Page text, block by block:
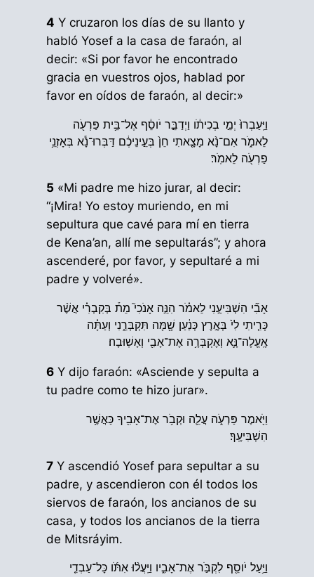
4 Y cruzaron los días de su llanto y
habló Yosef a la casa de faraón, al
decir: «Si por favor he encontrado
gracia en vuestros ojos, hablad por
favor en oídos de faraón, al decir:»
וַיַּֽעַבְרוּ֙ יְמֵ֣י בְכִיתֹ֔ו וַיְדַבֵּ֣ר יֹוסֵ֔ף אֶל־בֵּ֥ית פַּרְעֹ֖ה
לֵאמֹ֑ר אִם־נָ֨א מָצָ֤אתִי חֵן֙ בְּעֵ֣ינֵיכֶ֔ם דַּבְּרוּ־נָ֕א בְּאָזְנֵ֥י
פַרְעֹ֖ה לֵאמֹֽר׃
5 «Mi padre me hizo jurar, al decir:
“¡Mira! Yo estoy muriendo, en mi
sepultura que cavé para mí en tierra
de Kena’an, allí me sepultarás”; y ahora
ascenderé, por favor, y sepultaré a mi
padre y volveré».
אָבִ֞י הִשְׁבִּיעַ֣נִי לֵאמֹ֗ר הִנֵּ֣ה אָנֹכִי֮ מֵת֒ בְּקִבְרִ֗י אֲשֶׁ֨ר
כָּרִ֤יתִי לִי֙ בְּאֶ֣רֶץ כְּנַ֔עַן שָׁ֖מָּה תִּקְבְּרֵ֑נִי וְעַתָּ֗ה
אֶֽעֱלֶה־נָּ֛א וְאֶקְבְּרָ֥ה אֶת־אָבִ֖י וְאָשֽׁוּבָה׃
6 Y dijo faraón: «Asciende y sepulta a
tu padre como te hizo jurar».
וַיֹּ֖אמֶר פַּרְעֹ֑ה עֲלֵ֛ה וּקְבֹ֥ר אֶת־אָבִ֖יךָ כַּאֲשֶׁ֥ר
הִשְׁבִּיעֶֽךָ׃
7 Y ascendió Yosef para sepultar a su
padre, y ascendieron con él todos los
siervos de faraón, los ancianos de su
casa, y todos los ancianos de la tierra
de Mitsráyim.
וַיַּ֥עַל יֹוסֵ֖ף לִקְבֹּ֣ר אֶת־אָבִ֑יו וַיַּֽעֲל֨וּ אִתֹּ֜ו כָּל־עַבְדֵ֤י